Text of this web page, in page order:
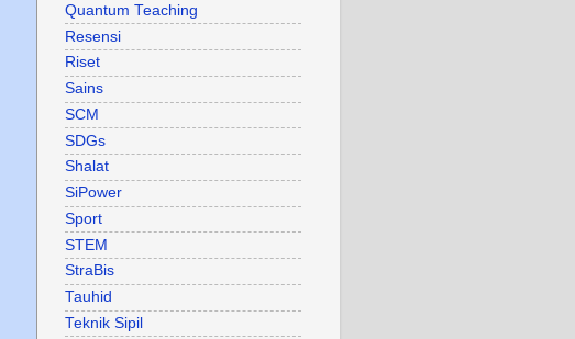
Quantum Teaching
Resensi
Riset
Sains
SCM
SDGs
Shalat
SiPower
Sport
STEM
StraBis
Tauhid
Teknik Sipil